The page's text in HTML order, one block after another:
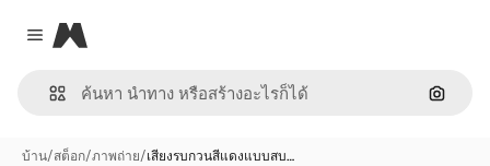
Close menu
Magnific
ค้นหา
บ้าน/สต็อก/ภาพถ่าย/เสียงรบกวนสีแดงแบบสบ…